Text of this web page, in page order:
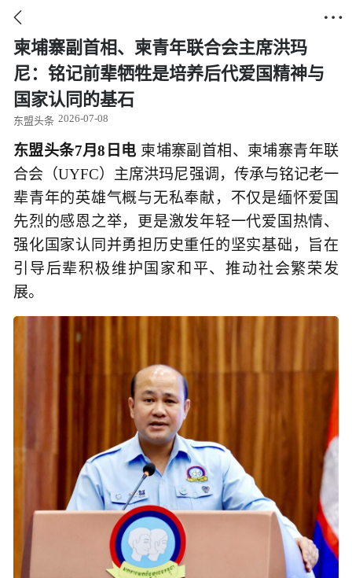
 
柬埔寨副首相、柬青年联合会主席洪玛
尼：铭记前辈牺牲是培养后代爱国精神与
国家认同的基石
东盟头条 2026-07-08
东盟头条7月8日电 柬埔寨副首相、柬埔寨青年联
合会（UYFC）主席洪玛尼强调，传承与铭记老一
辈青年的英雄气概与无私奉献，不仅是缅怀爱国
先烈的感恩之举，更是激发年轻一代爱国热情、
强化国家认同并勇担历史重任的坚实基础，旨在
引导后辈积极维护国家和平、推动社会繁荣发
展。